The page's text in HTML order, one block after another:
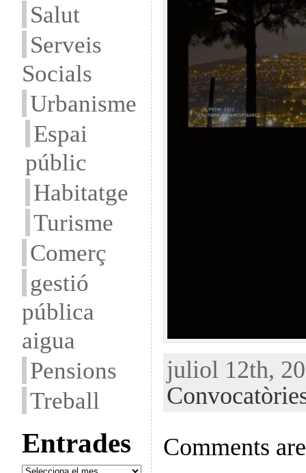
Salut
Serveis
Socials
Urbanisme
Espai
públic
Habitatge
Turisme
Comerç
gestió
pública
aigua
Pensions
Treball
Entrades
Entrades
juliol 12th,
Comments